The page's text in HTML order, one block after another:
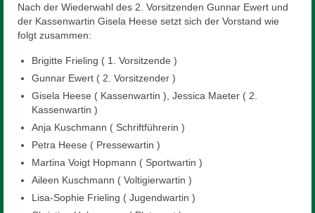
Nach der Wiederwahl des 2. Vorsitzenden Gunnar Ewert und
der Kassenwartin Gisela Heese setzt sich der Vorstand wie
folgt zusammen:
Brigitte Frieling ( 1. Vorsitzende )
Gunnar Ewert ( 2. Vorsitzender )
Gisela Heese ( Kassenwartin ), Jessica Maeter ( 2.
Kassenwartin )
Anja Kuschmann ( Schriftführerin )
Petra Heese ( Pressewartin )
Martina Voigt Hopmann ( Sportwartin )
Aileen Kuschmann ( Voltigierwartin )
Lisa-Sophie Frieling ( Jugendwartin )